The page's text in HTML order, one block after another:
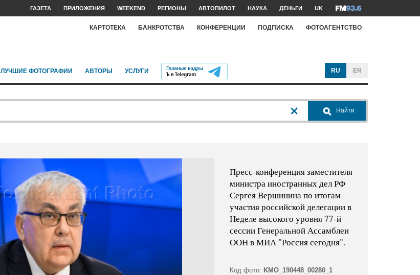
ГАЗЕТА ПРИЛОЖЕНИЯ WEEKEND РЕГИОНЫ АВТОПИЛОТ НАУКА ДЕНЬГИ UK
КАРТОТЕКА БАНКРОТСТВА КОНФЕРЕНЦИИ ПОДПИСКА ФОТОАГЕНТСТВО
ЛУЧШИЕ ФОТОГРАФИИ АВТОРЫ УСЛУГИ RU EN
Найти
Пресс-конференция заместителя
министра иностранных дел РФ
Сергея Вершинина по итогам
участия российской делегации в
Неделе высокого уровня 77-й
сессии Генеральной Ассамблеи
ООН в МИА "Россия сегодня".
Код фото: KMO_190448_00280_1